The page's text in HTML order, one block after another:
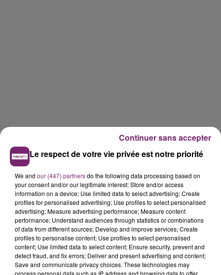
Le respect de votre vie privée est notre priorité
We and our (447) partnersdo the following data processing based on
your consent and/or our legitimate interest: Store and/or access
information on a device; Use limited data to select advertising; Create
profiles for personalised advertising; Use profiles to select personalised
advertising; Measure advertising performance; Measure content
performance; Understand audiences through statistics or combinations
of data from different sources; Develop and improve services; Create
profiles to personalise content; Use profiles to select personalised
content; Use limited data to select content; Ensure security, prevent and
detect fraud, and fix errors; Deliver and present advertising and content;
Save and communicate privacy choices. These technologies may
process personal data such as IP address and browsing data to offer
Continuer sans accepter